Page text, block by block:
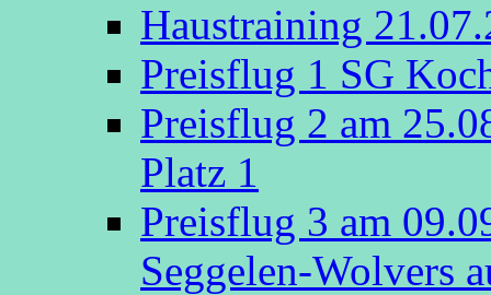
Haustraining
Preisflug 1 SG
Preisflug 2 am
Platz 1
Preisflug 3 am
Seggelen-Wolvers